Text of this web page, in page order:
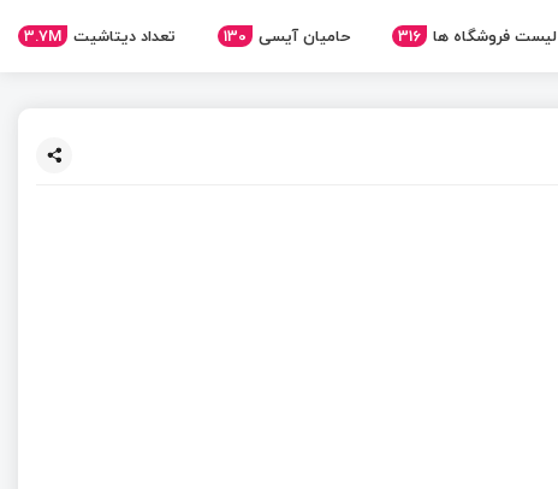
لیست فروشگاه ها 316 حامیان آیسی 130 تعداد دیتاشیت 3.7M